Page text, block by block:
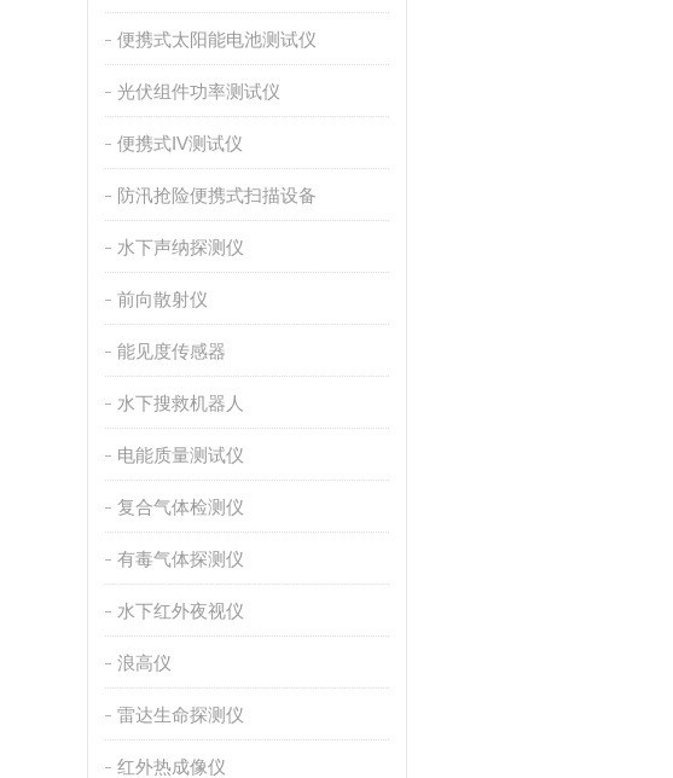
便携式太阳能电池测试仪
光伏组件功率测试仪
便携式IV测试仪
防汛抢险便携式扫描设备
水下声纳探测仪
前向散射仪
能见度传感器
水下搜救机器人
电能质量测试仪
复合气体检测仪
有毒气体探测仪
水下红外夜视仪
浪高仪
雷达生命探测仪
红外热成像仪